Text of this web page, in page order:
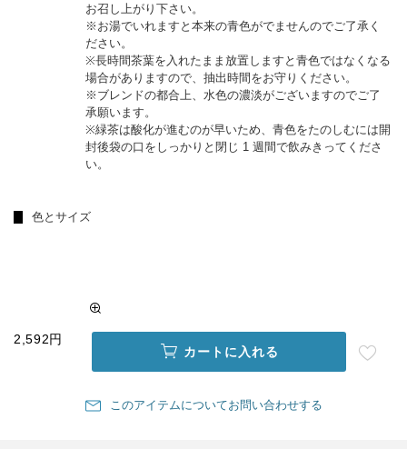
お召し上がり下さい。
※お湯でいれますと本来の青色がでませんのでご了承く
ださい。
※長時間茶葉を入れたまま放置しますと青色ではなくなる
場合がありますので、抽出時間をお守りください。
※ブレンドの都合上、水色の濃淡がございますのでご了
承願います。
※緑茶は酸化が進むのが早いため、青色をたのしむには開
封後袋の口をしっかりと閉じ 1 週間で飲みきってくださ
い。
色とサイズ
2,592円
カートに入れる
このアイテムについてお問い合わせする